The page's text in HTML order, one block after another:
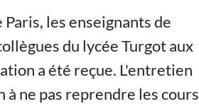
les enseignants de
du lycée Turgot aux
a été reçue. L'entretien
à ne pas reprendre les cours